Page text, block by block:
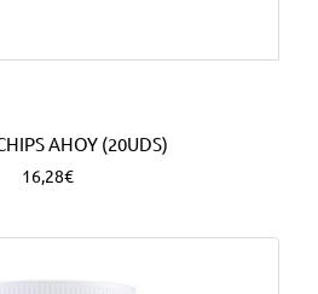
AHOY (20UDS)
16,28€